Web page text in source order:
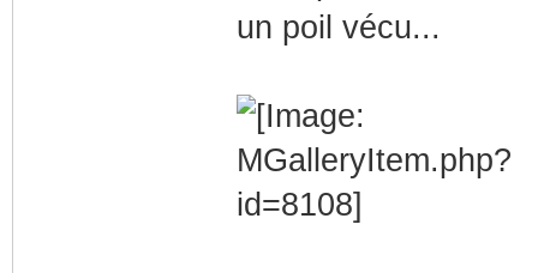
un poil vécu...